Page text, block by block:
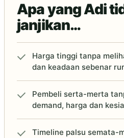
Apa yang Adi
janjikan…
Harga tinggi tanpa
dan keadaan sebenar
Pembeli serta-merta
demand, harga dan
Timeline palsu semata-